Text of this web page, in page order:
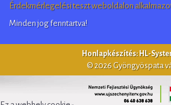
Érdekmérlegelési teszt weboldalon
Minden jog fenntartva!
Honlapkészítés: HL-
© 2026 Gyöngyöspata